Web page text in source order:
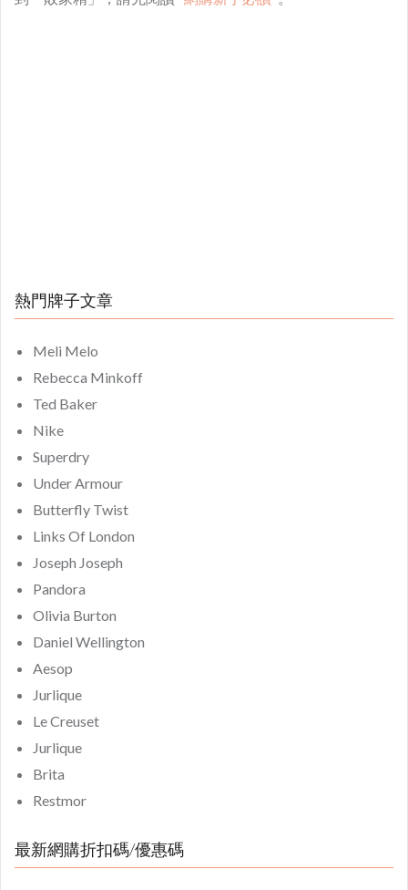
熱門牌子文章
Meli Melo
Rebecca Minkoff
Ted Baker
Nike
Superdry
Under Armour
Butterfly Twist
Links Of London
Joseph Joseph
Pandora
Olivia Burton
Daniel Wellington
Aesop
Jurlique
Le Creuset
Jurlique
Brita
Restmor
最新網購折扣碼/優惠碼